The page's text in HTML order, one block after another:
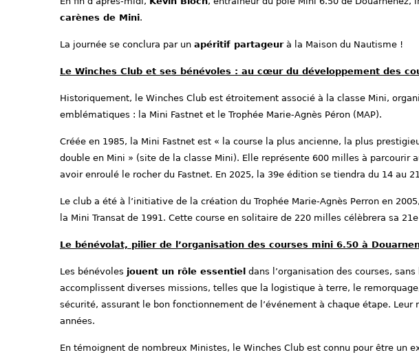
carènes de Mini.
La journée se conclura par un apéritif partageurà la Maison du Nautisme !
Le Winches Club et ses bénévoles : au cœur du développement des
Historiquement, le Winches Club est étroitement associé à la classe Mini,
emblématiques : la Mini Fastnet et le Trophée Marie-Agnès Péron (MAP).
Créée en 1985, la Mini Fastnet est « la course la plus ancienne, la plus
double en Mini » (site de la classe Mini). Elle représente 600 milles à parcourir
avoir enroulé le rocher du Fastnet. En 2025, la 39e édition se tiendra du 14 au
Le club a été à l’initiative de la création du Trophée Marie-Agnès Perron en
la Mini Transat de 1991. Cette course en solitaire de 220 milles célèbrera sa
Le bénévolat, pilier de l’organisation des courses mini 6.50 à
Les bénévoles jouent un rôle essentiel dans l’organisation des courses,
accomplissent diverses missions, telles que la logistique à terre, le
sécurité, assurant le bon fonctionnement de l’événement à chaque étape.
années.
En témoignent de nombreux Ministes, le Winches Club est connu pour être un